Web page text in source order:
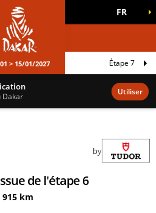
FR
> 15/01/2027 Étape 7
Dakar Utiliser
de l'étape 6
915 km
by